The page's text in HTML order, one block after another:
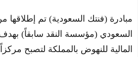
مبادرة (فنتك السعودية) تم إطلاقها
السعودي (مؤسسة النقد سابقاً)
المالية للنهوض بالمملكة لتصبح مركزاً